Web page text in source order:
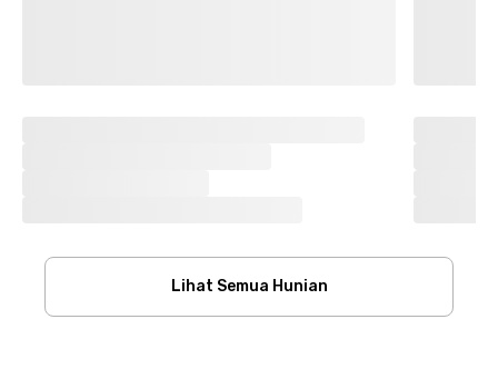
Lihat Semua Hunian